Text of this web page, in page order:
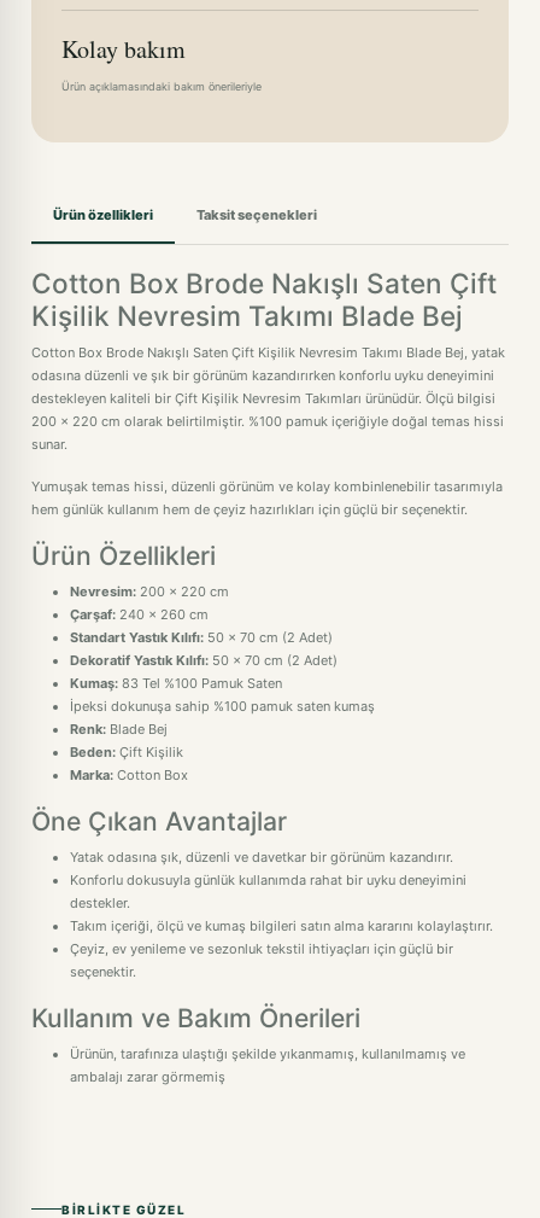
Kolay bakım
Ürün açıklamasındaki bakım önerileriyle
Ürün özellikleri Taksit seçenekleri
Cotton Box Brode Nakışlı Saten Çift
Kişilik Nevresim Takımı Blade Bej
Cotton Box Brode Nakışlı Saten Çift Kişilik Nevresim Takımı Blade Bej, yatak
odasına düzenli ve şık bir görünüm kazandırırken konforlu uyku deneyimini
destekleyen kaliteli bir Çift Kişilik Nevresim Takımları ürünüdür. Ölçü bilgisi
200 x 220 cm olarak belirtilmiştir. %100 pamuk içeriğiyle doğal temas hissi
sunar.
Yumuşak temas hissi, düzenli görünüm ve kolay kombinlenebilir tasarımıyla
hem günlük kullanım hem de çeyiz hazırlıkları için güçlü bir seçenektir.
Ürün Özellikleri
Nevresim: 200 x 220 cm
Çarşaf: 240 x 260 cm
Standart Yastık Kılıfı: 50 x 70 cm (2 Adet)
Dekoratif Yastık Kılıfı: 50 x 70 cm (2 Adet)
Kumaş: 83 Tel %100 Pamuk Saten
İpeksi dokunuşa sahip %100 pamuk saten kumaş
Renk: Blade Bej
Beden: Çift Kişilik
Marka: Cotton Box
Öne Çıkan Avantajlar
Yatak odasına şık, düzenli ve davetkar bir görünüm kazandırır.
Konforlu dokusuyla günlük kullanımda rahat bir uyku deneyimini
destekler.
Takım içeriği, ölçü ve kumaş bilgileri satın alma kararını kolaylaştırır.
Çeyiz, ev yenileme ve sezonluk tekstil ihtiyaçları için güçlü bir
seçenektir.
Kullanım ve Bakım Önerileri
Ürünün, tarafınıza ulaştığı şekilde yıkanmamış, kullanılmamış ve
ambalajı zarar görmemiş
BIRLIKTE GÜZEL